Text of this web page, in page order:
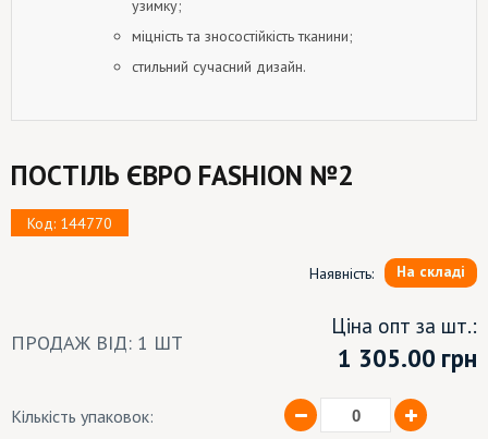
узимку;
міцність та зносостійкість тканини;
стильний сучасний дизайн.
ПОСТІЛЬ ЄВРО FASHION №2
Код: 144770
Наявність: На складі
ПРОДАЖ ВІД: 1 ШТ
Ціна опт за шт.:
1 305.00 грн
Кількість упаковок: